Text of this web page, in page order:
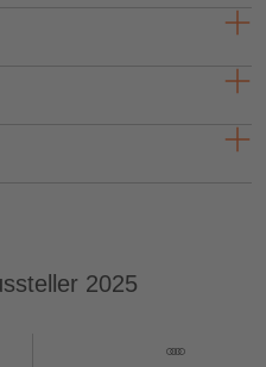
2025